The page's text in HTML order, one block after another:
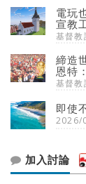
電玩
宣教
基督教
締造
恩特
基督教
即使
2026/
加入討論